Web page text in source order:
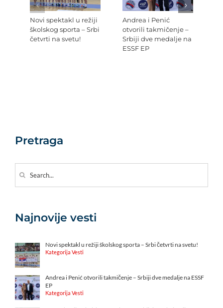
Novi spektakl u režiji
školskog sporta – Srbi
četvrti na svetu!
Andrea i Penić
otvorili takmičenje –
Srbiji dve medalje na
ESSF EP
Pretraga
for:
Najnovije vesti
Novi spektakl u režiji školskog sporta – Srbi četvrti na svetu!
Kategorija Vesti
Andrea i Penić otvorili takmičenje – Srbiji dve medalje na ESSF
EP
Kategorija Vesti